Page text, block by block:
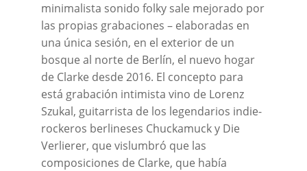
minimalista sonido folky sale mejorado por
las propias grabaciones – elaboradas en
una única sesión, en el exterior de un
bosque al norte de Berlín, el nuevo hogar
de Clarke desde 2016. El concepto para
está grabación intimista vino de Lorenz
Szukal, guitarrista de los legendarios indie-
rockeros berlineses Chuckamuck y Die
Verlierer, que vislumbró que las
composiciones de Clarke, que había